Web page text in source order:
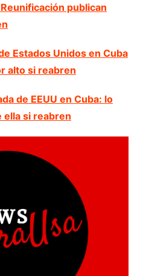
publican
Estados Unidos en Cuba
alto si reabren
de EEUU en Cuba: lo
ella si reabren